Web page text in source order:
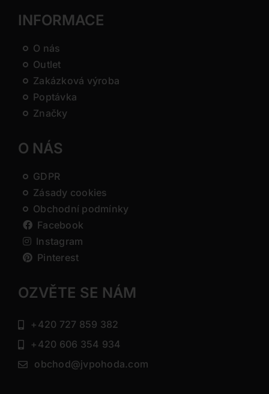
INFORMACE
O nás
Outlet
Zakázková výroba
Poptávka
Značky
O NÁS
GDPR
Zásady cookies
Obchodní podmínky
Facebook
Instagram
Pinterest
OZVĚTE SE NÁM
+420 727 859 382
+420 606 354 934
obchod@jvpohoda.com